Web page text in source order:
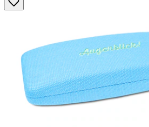
Sternen.
2